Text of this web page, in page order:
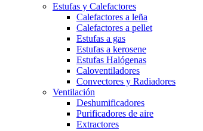
Estufas y Calefactores
Calefactores a leña
Calefactores a pellet
Estufas a gas
Estufas a kerosene
Estufas Halógenas
Caloventiladores
Convectores y Radiadores
Ventilación
Deshumificadores
Purificadores de aire
Extractores